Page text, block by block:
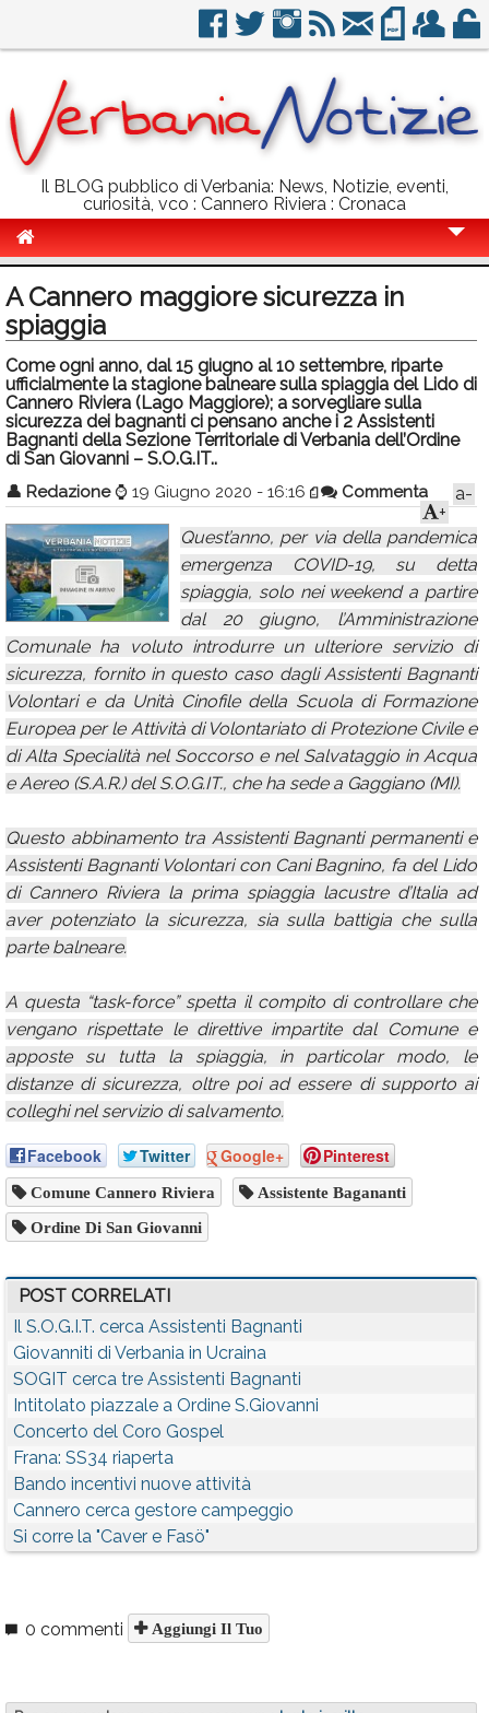
Il BLOG pubblico di Verbania: News, Notizie, eventi,
curiosità, vco : Cannero Riviera : Cronaca
Politica
Sport
Eventi
Info Utili
Rubriche
Calendario
Annunci
A Cannero maggiore sicurezza in
spiaggia
Come ogni anno, dal 15 giugno al 10 settembre, riparte
ufficialmente la stagione balneare sulla spiaggia del Lido di
Cannero Riviera (Lago Maggiore); a sorvegliare sulla
sicurezza dei bagnanti ci pensano anche i 2 Assistenti
Bagnanti della Sezione Territoriale di Verbania dell’Ordine
di San Giovanni – S.O.G.IT..
👤 Redazione ⌚ 19 Giugno 2020 - 16:16 Commenta
a-
+
Quest’anno, per via della pandemica
emergenza COVID-19, su detta
spiaggia, solo nei weekend a partire
dal 20 giugno, l’Amministrazione
Comunale ha voluto introdurre un ulteriore servizio di
sicurezza, fornito in questo caso dagli Assistenti Bagnanti
Volontari e da Unità Cinofile della Scuola di Formazione
Europea per le Attività di Volontariato di Protezione Civile e
di Alta Specialità nel Soccorso e nel Salvataggio in Acqua
e Aereo (S.A.R.) del S.O.G.IT., che ha sede a Gaggiano (MI).
Questo abbinamento tra Assistenti Bagnanti permanenti e
Assistenti Bagnanti Volontari con Cani Bagnino, fa del Lido
di Cannero Riviera la prima spiaggia lacustre d’Italia ad
aver potenziato la sicurezza, sia sulla battigia che sulla
parte balneare.
A questa “task-force” spetta il compito di controllare che
vengano rispettate le direttive impartite dal Comune e
apposte su tutta la spiaggia, in particolar modo, le
distanze di sicurezza, oltre poi ad essere di supporto ai
colleghi nel servizio di salvamento.
Facebook Twitter Google+ Pinterest
Comune Cannero Riviera Assistente Bagananti
Ordine Di San Giovanni
POST CORRELATI
Il S.O.G.I.T. cerca Assistenti Bagnanti
Giovanniti di Verbania in Ucraina
SOGIT cerca tre Assistenti Bagnanti
Intitolato piazzale a Ordine S.Giovanni
Concerto del Coro Gospel
Frana: SS34 riaperta
Bando incentivi nuove attività
Cannero cerca gestore campeggio
Si corre la "Caver e Fasö"
0 commenti Aggiungi Il Tuo